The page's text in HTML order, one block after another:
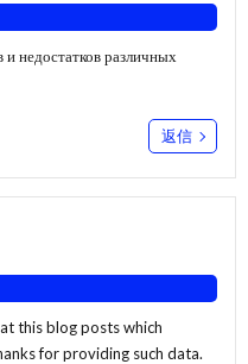
недостатков различных
返信
at this blog posts which
for providing such data.